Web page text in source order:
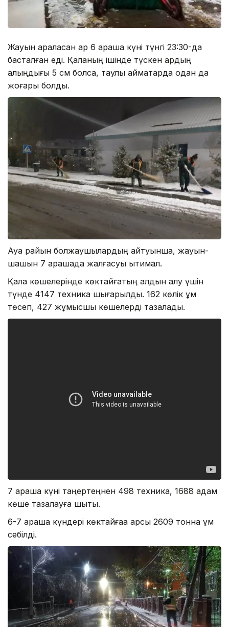
Жауын араласқан қар 6 қараша күні түнгі 23:30-да
басталған еді. Қаланың ішінде түскен қардың
қалыңдығы 5 см болса, таулы аймақтарда одан да
жоғары болды.
Ауа райын болжаушылардың айтуынша, жауын-
шашын 7 қарашада жалғасуы ықтимал.
Қала көшелерінде көктайғақтың алдын алу үшін
түнде 4147 техника шығарылды. 162 көлік құм
төсеп, 427 жұмысшы көшелерді тазалады.
7 қараша күні таңертеңнен 498 техника, 1688 адам
көше тазалауға шықты.
6-7 қараша күндері көктайғаққа қарсы 2609 тонна құм
себілді.